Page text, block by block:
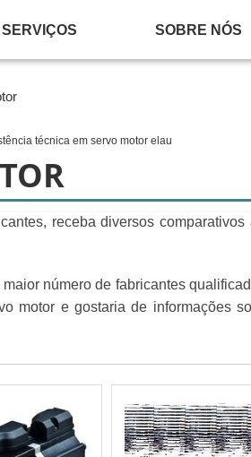
SOBRE NÓS
técnica em servo motor elau
receba diversos comparativos
número de fabricantes
motor e gostaria de informações